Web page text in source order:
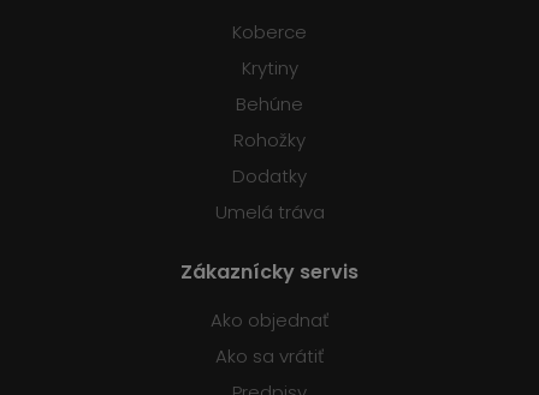
Koberce
Krytiny
Behúne
Rohožky
Dodatky
Umelá tráva
Zákaznícky servis
Ako objednať
Ako sa vrátiť